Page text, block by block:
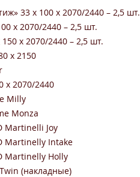
х 100 х 2070/2440 – 2,5 шт.
2440 – 2,5 шт.
– 2,5 шт.
2070/2440
Joy
Intake
Holly